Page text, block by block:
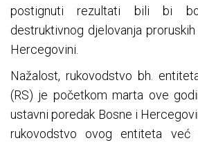
postignuti rezultati bili bi
destruktivnog djelovanja
Hercegovini.
Nažalost, rukovodstvo bh.
(RS) je početkom marta ove
ustavni poredak Bosne i
rukovodstvo ovog entiteta već